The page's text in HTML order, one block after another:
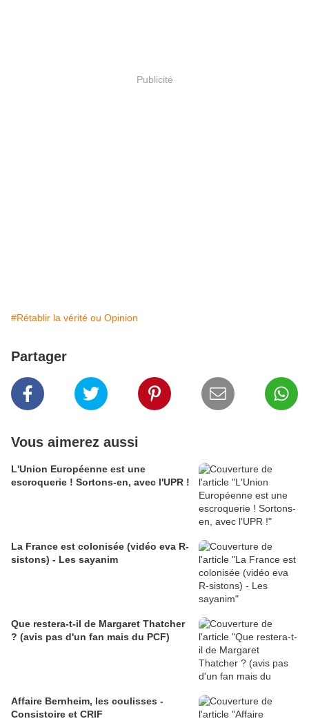
Publicité
#Rétablir la vérité ou Opinion
Partager
Vous aimerez aussi
L'Union Européenne est une
escroquerie ! Sortons-en, avec l'UPR !
La France est colonisée (vidéo eva R-
sistons) - Les sayanim
Que restera-t-il de Margaret Thatcher
? (avis pas d'un fan mais du PCF)
Affaire Bernheim, les coulisses -
Consistoire et CRIF